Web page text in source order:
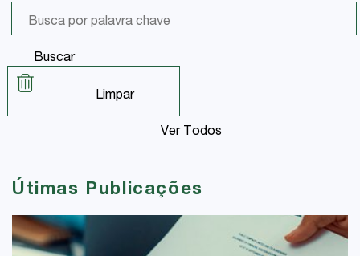
Buscar
Limpar
Ver Todos
Útimas Publicações